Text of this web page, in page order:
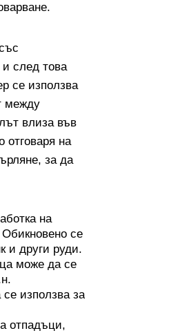
след това
се използва
между
влиза във
отговаря на
за да
на
се
и други руди.
може да се
използва за
отпадъци,